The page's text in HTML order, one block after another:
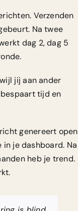
Verzenden
Na twee
dag 2, dag 5
jij aan ander
tijd en
genereert open
je dashboard. Na
heb je trend.